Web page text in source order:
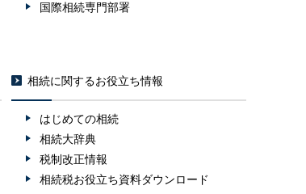
国際相続専門部署
相続に関するお役立ち情報
はじめての相続
相続大辞典
税制改正情報
相続税お役立ち資料ダウンロード